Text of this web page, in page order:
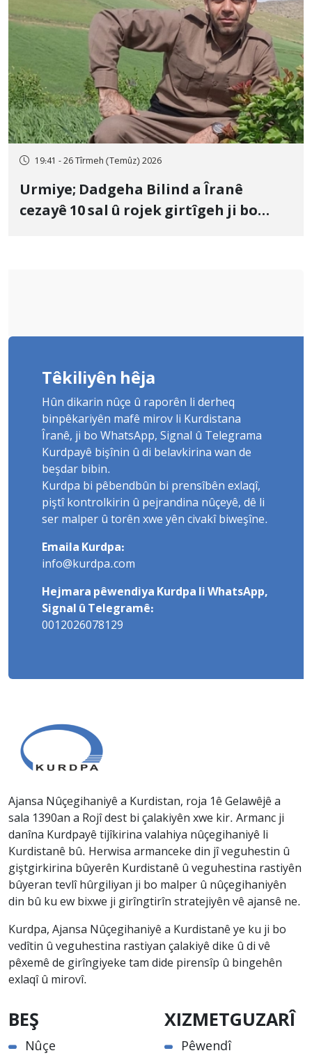
19:41 - 26 Tîrmeh (Temûz) 2026
Urmiye; Dadgeha Bilind a Îranê
cezayê 10 sal û rojek girtîgeh ji bo
Têkiliyên hêja
Hûn dikarin nûçe û raporên li derheq
binpêkariyên mafê mirov li Kurdistana
Îranê, ji bo WhatsApp, Signal û Telegrama
Kurdpayê bişînin û di belavkirina wan de
beşdar bibin.
Kurdpa bi pêbendbûn bi prensîbên exlaqî,
piştî kontrolkirin û pejrandina nûçeyê, dê li
ser malper û torên xwe yên civakî biweşîne.
Emaila Kurdpa:
info@kurdpa.com
Hejmara pêwendiya Kurdpa li WhatsApp,
Signal û Telegramê:
0012026078129
Ajansa Nûçegihaniyê a Kurdistan, roja 1ê Gelawêjê a
sala 1390an a Rojî dest bi çalakiyên xwe kir. Armanc ji
danîna Kurdpayê tijîkirina valahiya nûçegihaniyê li
Kurdistanê bû. Herwisa armanceke din jî veguhestin û
giştgirkirina bûyerên Kurdistanê û veguhestina rastiyên
bûyeran tevlî hûrgiliyan ji bo malper û nûçegihaniyên
din bû ku ew bixwe ji girîngtirîn stratejiyên vê ajansê ne.
Kurdpa, Ajansa Nûçegihaniyê a Kurdistanê ye ku ji bo
vedîtin û veguhestina rastiyan çalakiyê dike û di vê
pêxemê de girîngiyeke tam dide pirensîp û bingehên
exlaqî û mirovî.
BEŞ
Nûçe
XIZMETGUZARÎ
Pêwendî